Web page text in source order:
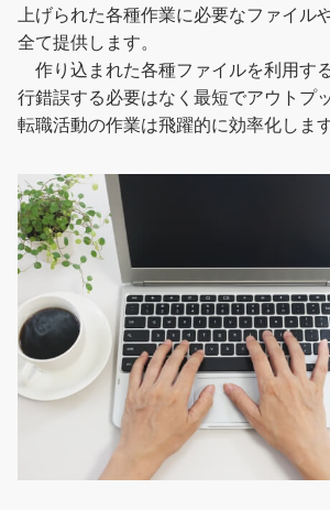
上げられた各種作業に必要なファイル
全て提供します。
作り込まれた各種ファイルを利用す
行錯誤する必要はなく最短でアウトプ
転職活動の作業は飛躍的に効率化します